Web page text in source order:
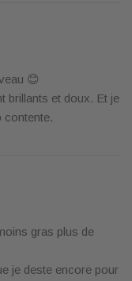
😊
brillants et doux. Et je
contente.
gras plus de
je deste encore pour